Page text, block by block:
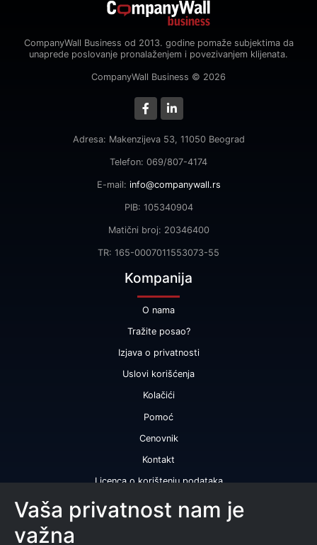
CompanyWall Business od 2013. godine pomaže subjektima da
unaprede poslovanje pronalaženjem i povezivanjem klijenata.
CompanyWall Business © 2026
Adresa: Makenzijeva 53, 11050 Beograd
Telefon: 069/807-4174
E-mail: info@companywall.rs
PIB: 105340904
Matični broj: 20346400
TR: 165-0007011553073-55
Kompanija
O nama
Tražite posao?
Izjava o privatnosti
Uslovi korišćenja
Kolačići
Pomoć
Cenovnik
Kontakt
Licenca o korištenju podataka
Naše usluge
Vaša privatnost nam je
važna